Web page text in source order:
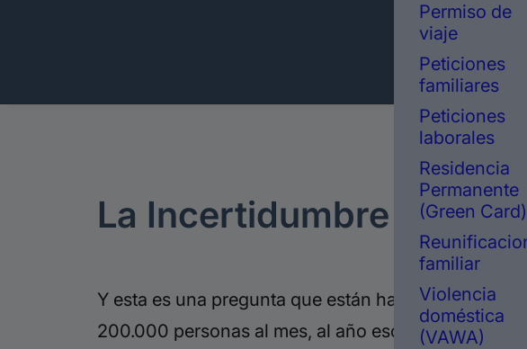
Permiso de
viaje
Peticiones
familiares
Peticiones
laborales
Residencia
Permanente
(Green Card)
familiar
Violencia
doméstica
(VAWA)
La Incertidumbre en la
Y esta es una pregunta que están haciendo
200.000 personas al mes, al año eso es más de